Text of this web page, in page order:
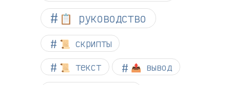
📋 руководство
📜 скрипты
📜 текст 📤 вывод